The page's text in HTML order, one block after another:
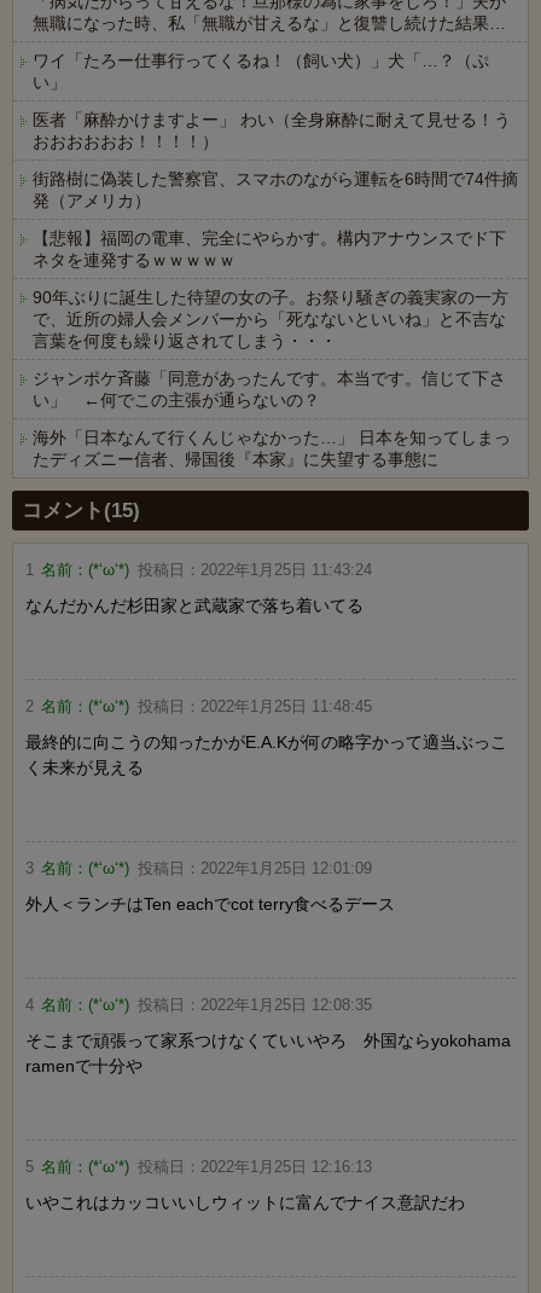
無職になった時、私「無職が甘えるな」と復讐し続けた結果…
ワイ「たろー仕事行ってくるね！（飼い犬）」犬「…？（ぷ
い」
医者「麻酔かけますよー」 わい（全身麻酔に耐えて見せる！う
おおおおおお！！！！）
街路樹に偽装した警察官、スマホのながら運転を6時間で74件摘
発（アメリカ）
【悲報】福岡の電車、完全にやらかす。構内アナウンスでド下
ネタを連発するｗｗｗｗｗ
90年ぶりに誕生した待望の女の子。お祭り騒ぎの義実家の一方
で、近所の婦人会メンバーから「死なないといいね」と不吉な
言葉を何度も繰り返されてしまう・・・
ジャンポケ斉藤「同意があったんです。本当です。信じて下さ
い」 ←何でこの主張が通らないの？
海外「日本なんて行くんじゃなかった…」 日本を知ってしまっ
たディズニー信者、帰国後『本家』に失望する事態に
Powered by livedoor 相互RSS
コメント(15)
1 名前： (*‘ω‘*) 投稿日： 2022年1月25日 11:43:24
なんだかんだ杉田家と武蔵家で落ち着いてる
2 名前： (*‘ω‘*) 投稿日： 2022年1月25日 11:48:45
最終的に向こうの知ったかがE.A.Kが何の略字かって適当ぶっこ
く未来が見える
3 名前： (*‘ω‘*) 投稿日： 2022年1月25日 12:01:09
外人＜ランチはTen eachでcot terry食べるデース
4 名前： (*‘ω‘*) 投稿日： 2022年1月25日 12:08:35
そこまで頑張って家系つけなくていいやろ 外国ならyokohama
ramenで十分や
5 名前： (*‘ω‘*) 投稿日： 2022年1月25日 12:16:13
いやこれはカッコいいしウィットに富んでナイス意訳だわ